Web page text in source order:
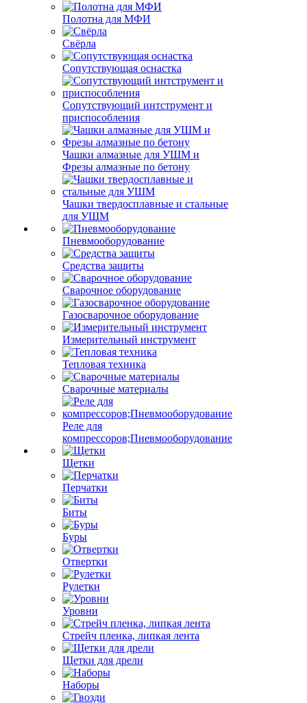
Полотна для МФИ
Свёрла
Сопутствующая оснастка
Сопутствующий интструмент и
приспособления
Чашки алмазные для УШМ и
Фрезы алмазные по бетону
Чашки твердосплавные и стальные
для УШМ
Пневмооборудование
Средства защиты
Сварочное оборудование
Газосварочное оборудование
Измерительный инструмент
Тепловая техника
Сварочные материалы
Реле для
компрессоров;Пневмооборудование
Щетки
Перчатки
Биты
Буры
Отвертки
Рулетки
Уровни
Стрейч пленка, липкая лента
Щетки для дрели
Наборы